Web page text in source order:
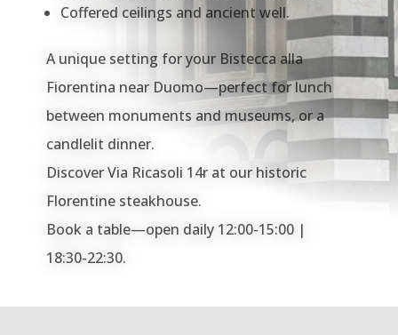
Coffered ceilings and ancient well.
A unique setting for your Bistecca alla
Fiorentina near Duomo—perfect for lunch
between monuments and museums, or a
candlelit dinner.
Discover Via Ricasoli 14r at our historic
Florentine steakhouse.
Book a table—open daily 12:00-15:00 |
18:30-22:30.